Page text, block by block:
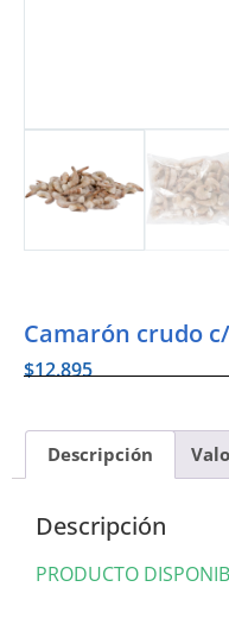
Camarón crudo
$12.895
Descripción
Descripción
PRODUCTO